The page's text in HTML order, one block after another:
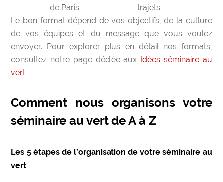
de Paris
trajets
Le bon format dépend de vos objectifs, de la culture
de vos équipes et du message que vous voulez
envoyer. Pour explorer plus en détail nos formats,
consultez notre page dédiée aux Idées séminaire au
vert.
Comment nous organisons votre
séminaire au vert de A à Z
Les 5 étapes de l’organisation de votre séminaire au
vert